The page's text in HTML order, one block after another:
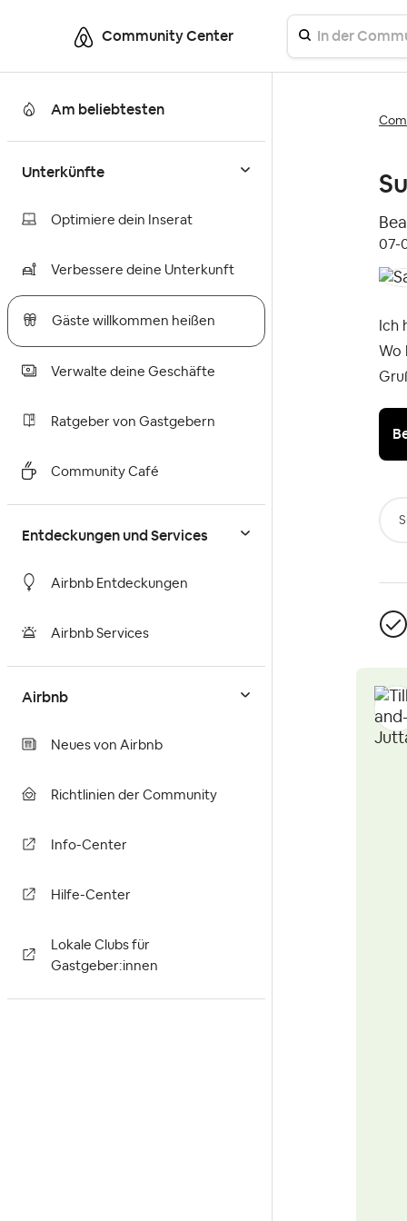
Community Center
Am beliebtesten
Unterkünfte
Optimiere dein Inserat
Verbessere deine Unterkunft
Gäste willkommen heißen
Verwalte deine Geschäfte
Ratgeber von Gastgebern
Community Café
Entdeckungen und Services
Airbnb Entdeckungen
Airbnb Services
Airbnb
Neues von Airbnb
Richtlinien der Community
Info-Center
Hilfe-Center
Lokale Clubs für
Gastgeber:innen
‎07-
Ich
Wo